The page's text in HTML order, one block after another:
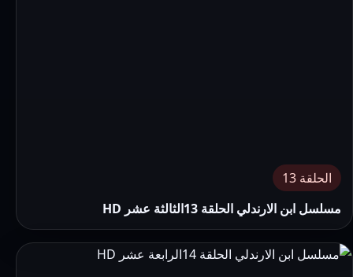
الحلقة 13
مسلسل ابن الارندلي الحلقة 13الثالثة عشر HD